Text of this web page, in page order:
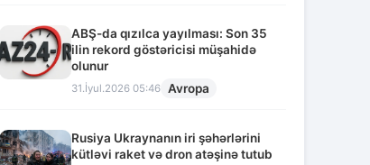
ABŞ-da qızılca yayılması: Son 35
ilin rekord göstəricisi müşahidə
olunur
31.İyul.2026 05:46 Avropa
Rusiya Ukraynanın iri şəhərlərini
kütləvi raket və dron atəşinə tutub